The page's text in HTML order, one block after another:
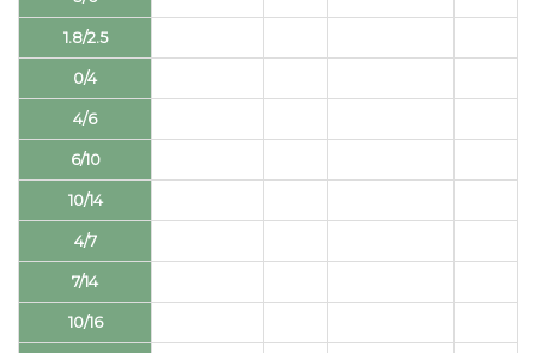
1.8/2.5
0/4
4/6
6/10
10/14
4/7
7/14
10/16